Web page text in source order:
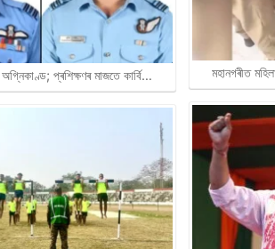
প্ৰশিক্ষণৰ মাজতে কাৰ্বি… মহানগৰীত